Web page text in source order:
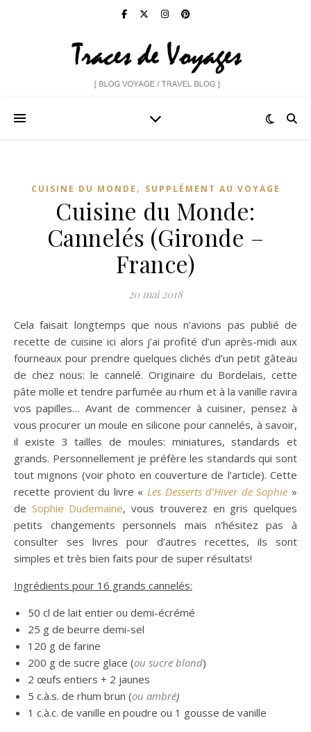
CUISINE DU MONDE , SUPPLÉMENT AU VOYAGE
Cuisine du Monde:
Cannelés (Gironde –
France)
20 mai 2018
Cela faisait longtemps que nous n’avions pas publié de
recette de cuisine ici alors j’ai profité d’un après-midi aux
fourneaux pour prendre quelques clichés d’un petit gâteau
de chez nous: le cannelé. Originaire du Bordelais, cette
pâte molle et tendre parfumée au rhum et à la vanille ravira
vos papilles… Avant de commencer à cuisiner, pensez à
vous procurer un moule en silicone pour cannelés, à savoir,
il existe 3 tailles de moules: miniatures, standards et
grands. Personnellement je préfère les standards qui sont
tout mignons (voir photo en couverture de l’article). Cette
recette provient du livre « Les Desserts d’Hiver de Sophie »
de Sophie Dudemaine, vous trouverez en gris quelques
petits changements personnels mais n’hésitez pas à
consulter ses livres pour d’autres recettes, ils sont
simples et très bien faits pour de super résultats!
Ingrédients pour 16 grands cannelés:
50 cl de lait entier ou demi-écrémé
25 g de beurre demi-sel
120 g de farine
200 g de sucre glace (ou sucre blond)
2 œufs entiers + 2 jaunes
5 c.à.s. de rhum brun (ou ambré)
1 c.à.c. de vanille en poudre ou 1 gousse de vanille